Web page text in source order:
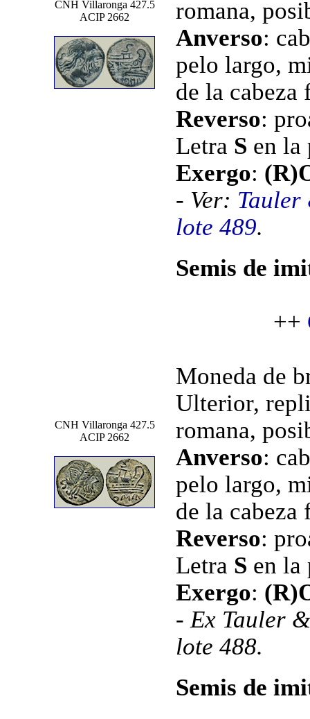
CNH Villaronga 427.5
ACIP 2662
romana,
Anverso:
pelo largo,
de la
Reverso:
Letra S en la
Exergo:
- Ver: Tauler
lote 489.
CNH Villaronga 427.5
ACIP 2662
Semis de
++
Moneda de
Ulterior,
romana,
Anverso:
pelo largo,
de la
Reverso:
Letra S en la
Exergo:
- Ex Tauler
lote 488.
Semis de